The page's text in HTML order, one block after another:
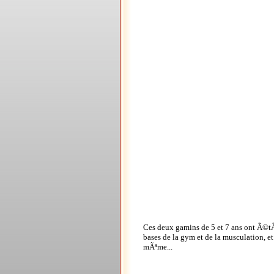
Ces deux gamins de 5 et 7 ans ont
bases de la gym et de la musculation,
mÃªme...